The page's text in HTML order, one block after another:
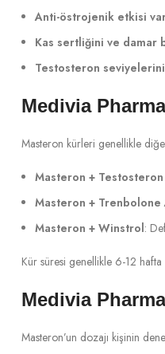
Anti-östrojenik etkisi
Kas sertliğini ve damar
Testosteron
Medivia
Masteron kürleri genellikle
Masteron +
Masteron + Trenbolone
Masteron + Winstrol:
Kür süresi genellikle 6-12 hafta
Medivia
Masteron’un dozajı kişinin